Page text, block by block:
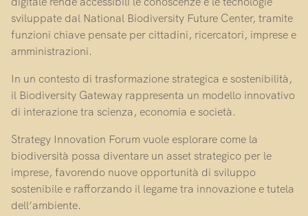
sviluppate dal National Biodiversity Future Center, tramite
funzioni chiave pensate per cittadini, ricercatori, imprese e
amministrazioni.
In un contesto di trasformazione strategica e sostenibilità,
il Biodiversity Gateway rappresenta un modello innovativo
di interazione tra scienza, economia e società.
Strategy Innovation Forum vuole esplorare come la
biodiversità possa diventare un asset strategico per le
imprese, favorendo nuove opportunità di sviluppo
sostenibile e rafforzando il legame tra innovazione e tutela
dell’ambiente.